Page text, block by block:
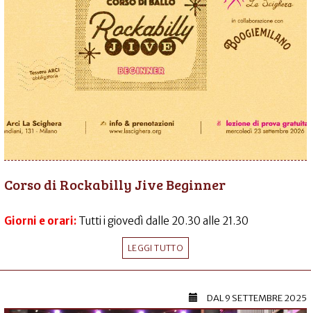
Corso di Rockabilly Jive Beginner
Giorni e orari: Tutti i giovedì dalle 20.30 alle 21.30
LEGGI TUTTO
DAL9 SETTEMBRE 2025